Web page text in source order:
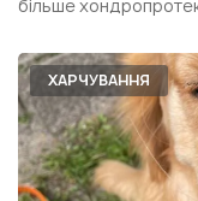
більше
ХАРЧУВАННЯ